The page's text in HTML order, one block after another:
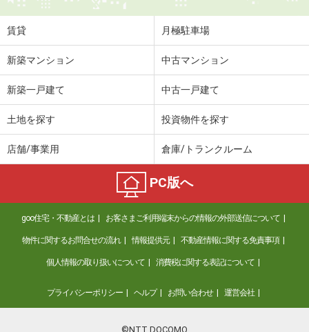
賃貸 月極駐車場
新築マンション 中古マンション
新築一戸建て 中古一戸建て
土地を探す 投資物件を探す
店舗/事業用 倉庫/トランクルーム
PC版へ
goo住宅・不動産とは お客さまご利用端末からの情報の外部送信について
物件に関するお問合せの流れ 情報提供元 不動産情報に関する免責事項
個人情報の取り扱いについて 消費税に関する表記について
プライバシーポリシー ヘルプ お問い合わせ 運営会社
©NTT DOCOMO